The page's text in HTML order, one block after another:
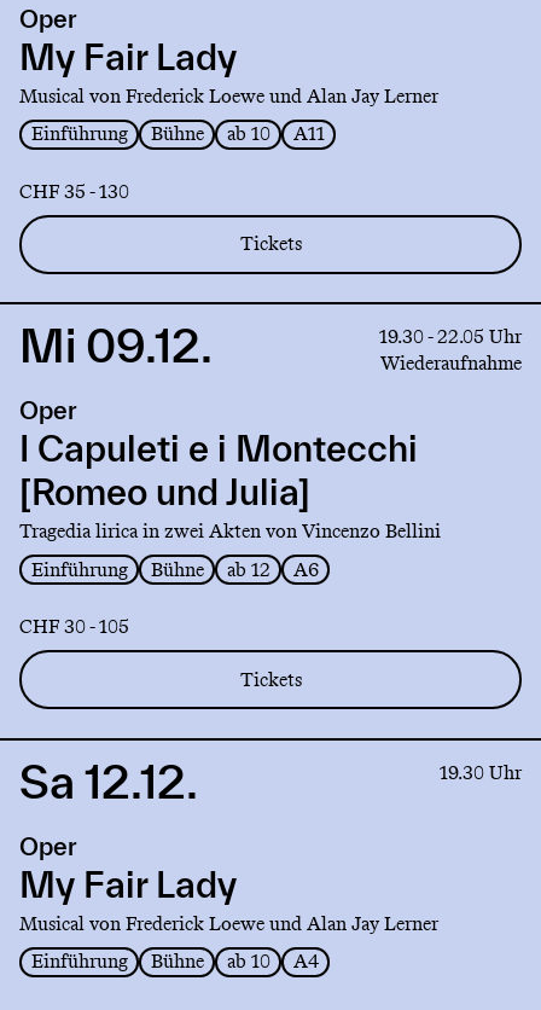
My
Fair
Lady
Oper
My Fair Lady
Musical von Frederick Loewe und Alan Jay Lerner
Einführung
Bühne ab 10 A11
CHF 35 - 130
Tickets
Link
Capuleti
Montecchi
[Romeo
und
Mi 09.12.
19.30 - 22.05 Uhr
Wiederaufnahme
Oper
I Capuleti e i Montecchi
[Romeo und Julia]
Tragedia lirica in zwei Akten von Vincenzo Bellini
Einführung
Bühne ab 12 A6
CHF 30 - 105
Tickets
Link
My
Fair
Lady
Sa 12.12. 19.30 Uhr
Oper
My Fair Lady
Musical von Frederick Loewe und Alan Jay Lerner
Einführung
Bühne ab 10 A4